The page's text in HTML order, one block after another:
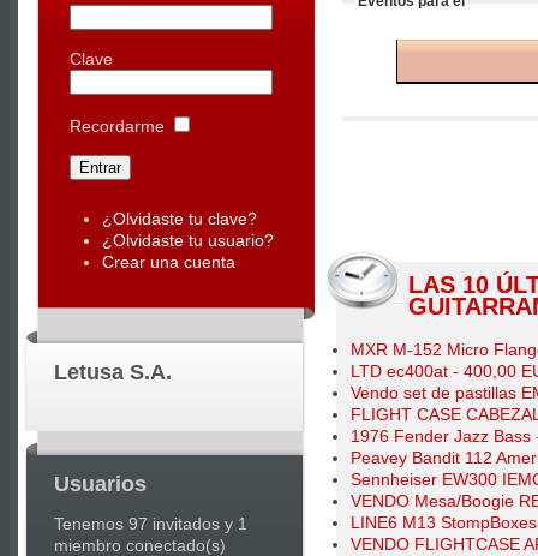
Clave
Recordarme
¿Olvidaste tu clave?
¿Olvidaste tu usuario?
Crear una cuenta
Letusa S.A.
Usuarios
Tenemos 97 invitados y 1
miembro conectado(s)
Templates
Joomla
Articles
LAS 10
MXR M-152 Micro
LTD ec400at - 400,00
Vendo set de pastillas
FLIGHT CASE
1976 Fender Jazz Bass
Peavey Bandit 112
Sennheiser EW300
VENDO Mesa/Boogie
LINE6 M13
VENDO FLIGHTCASE